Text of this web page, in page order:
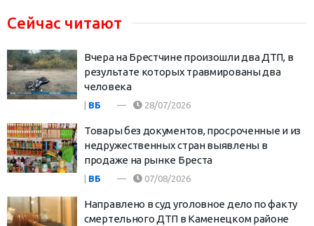
Сейчас читают
Вчера на Брестчине произошли два ДТП, в
результате которых травмированы два
человека
| ВБ 28/07/2026
Товары без документов, просроченные и из
недружественных стран выявлены в
продаже на рынке Бреста
| ВБ 07/08/2026
Направлено в суд уголовное дело по факту
смертельного ДТП в Каменецком районе